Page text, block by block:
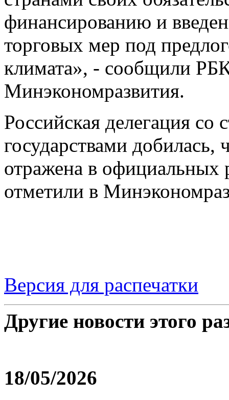
финансированию и
торговых мер под
климата», - сообщили
Минэкономразвития.
Российская делегация
государствами добилась,
отражена в
отметили в
Версия для распечатки
Другие новости этого
18/05/2026